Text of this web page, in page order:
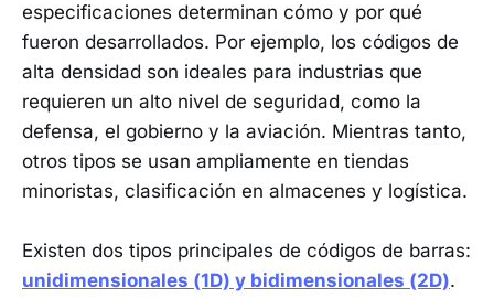
especificaciones determinan cómo y por qué
fueron desarrollados. Por ejemplo, los códigos de
alta densidad son ideales para industrias que
requieren un alto nivel de seguridad, como la
defensa, el gobierno y la aviación. Mientras tanto,
otros tipos se usan ampliamente en tiendas
minoristas, clasificación en almacenes y logística.
Existen dos tipos principales de códigos de barras:
unidimensionales (1D) y bidimensionales (2D).